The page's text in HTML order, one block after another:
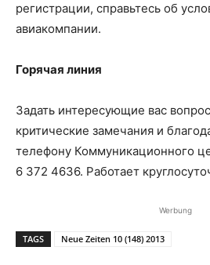
регистрации, справьтесь об
авиакомпании.
Горячая линия
Задать интересующие вас
критические замечания и
телефону Коммуникационного
6 372 4636. Работает
Werbung
TAGS Neue Zeiten 10 (148) 2013